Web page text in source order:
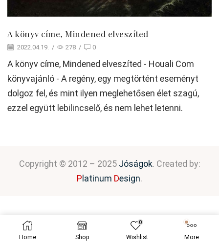
A könyv címe, Mindened elveszíted
2022.04.19. / 278 / 0
A könyv címe, Mindened elveszíted - Houali Com
könyvajánló - A regény, egy megtörtént eseményt
dolgoz fel, és mint ilyen meglehetősen élet szagú,
ezzel együtt lebilincselő, és nem lehet letenni.
Copyright © 2012 – 2025 Jóságok. Created by:
Platinum Design.
Home Shop
0
Wishlist More